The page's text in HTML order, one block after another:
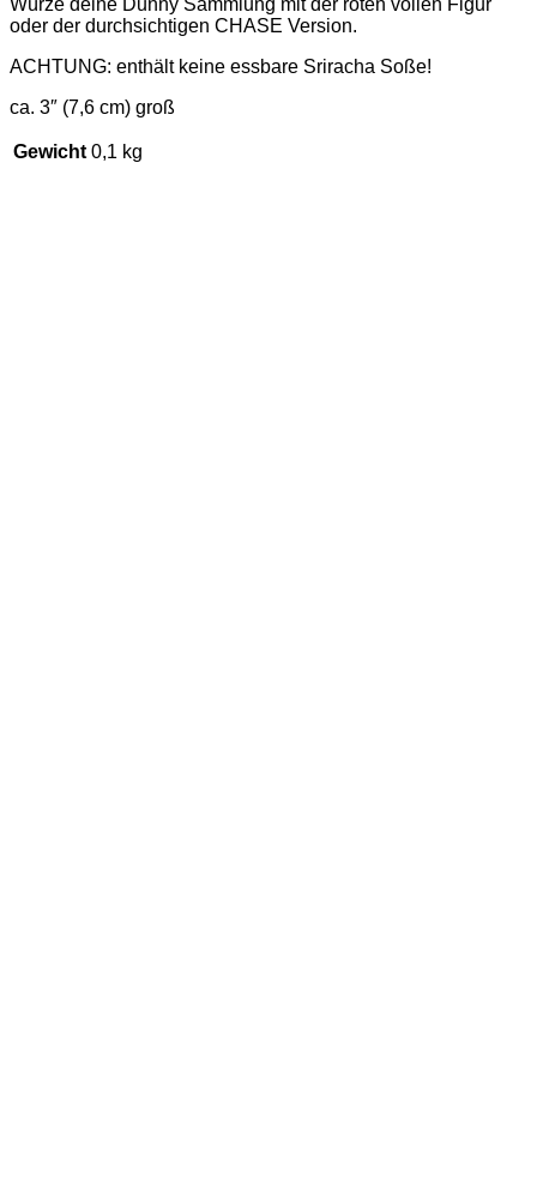
oder der durchsichtigen CHASE Version.
ACHTUNG: enthält keine essbare Sriracha Soße!
ca. 3″ (7,6 cm) groß
Gewicht 0,1 kg